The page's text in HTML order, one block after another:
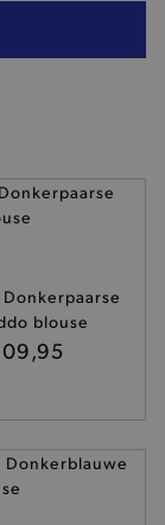
Donkerpaarse
blouse